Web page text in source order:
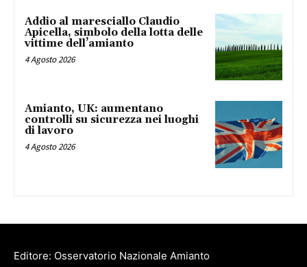
Addio al maresciallo Claudio
Apicella, simbolo della lotta delle
vittime dell’amianto
4 Agosto 2026
Amianto, UK: aumentano
controlli su sicurezza nei luoghi
di lavoro
4 Agosto 2026
Editore: Osservatorio Nazionale Amianto